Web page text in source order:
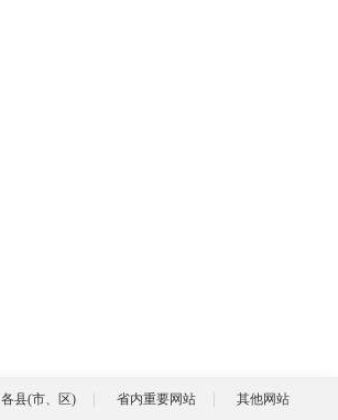
各县(市、区) 省内重要网站 其他网站